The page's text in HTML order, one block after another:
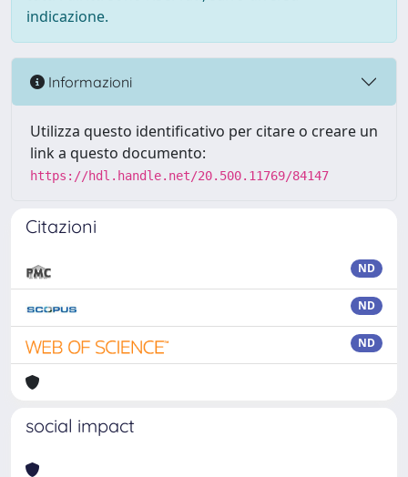
indicazione.
Informazioni
Utilizza questo identificativo per citare o creare un
link a questo documento:
https://hdl.handle.net/20.500.11769/84147
Citazioni
ND
ND
ND
social impact